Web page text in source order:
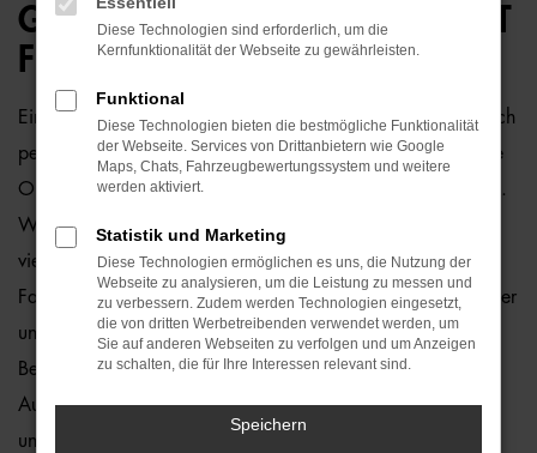
GEBRAUCHTWAGEN – PERFEKT
FÜR BERLIN GEEIGNET
Ein Škoda Fabia Gebrauchtwagen und Berlin passen einfach
perfekt zusammen. Dies ließe sich natürlich auch für andere
Orte sagen, denn dieses Modell überzeugt auf ganzer Linie.
Wir von der Auto-Familie Ostermaier arbeiten bereits seit
vielen Jahren mit Škoda und sind von der Qualität der
Fahrzeuge begeistert. Dennoch gehen wir auf Nummer sicher
und schauen bei jedem Škoda Fabia Gebrauchtwagen für
Berlin genauestens nach. Konkret bedeutet dies, dass jedes
Auto in unserer Meisterwerkstatt gastiert und dort überprüft
und ggf. repariert und gewartet wird. Unser Credo besteht
Diese Technologien sind erforderlich, um die
Kernfunktionalität der Webseite zu gewährleisten.
Funktional
Diese Technologien bieten die bestmögliche Funktionalität
der Webseite. Services von Drittanbietern wie Google
Maps, Chats, Fahrzeugbewertungssystem und weitere
werden aktiviert.
Statistik und Marketing
Diese Technologien ermöglichen es uns, die Nutzung der
Webseite zu analysieren, um die Leistung zu messen und
zu verbessern. Zudem werden Technologien eingesetzt,
die von dritten Werbetreibenden verwendet werden, um
Sie auf anderen Webseiten zu verfolgen und um Anzeigen
zu schalten, die für Ihre Interessen relevant sind.
Speichern